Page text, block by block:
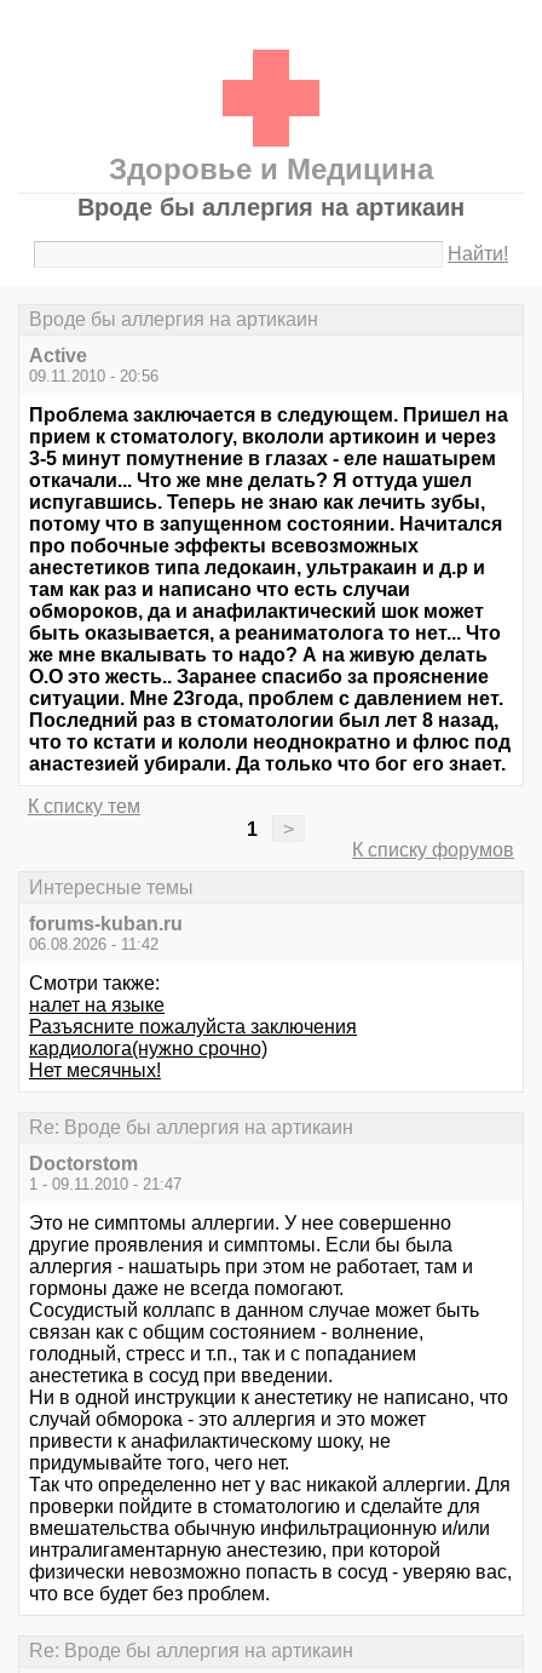
Здоровье и Медицина
Вроде бы аллергия на артикаин
Найти!
Вроде бы аллергия на артикаин
Active
09.11.2010 - 20:56
Проблема заключается в следующем. Пришел на
прием к стоматологу, вкололи артикоин и через
3-5 минут помутнение в глазах - еле нашатырем
откачали... Что же мне делать? Я оттуда ушел
испугавшись. Теперь не знаю как лечить зубы,
потому что в запущенном состоянии. Начитался
про побочные эффекты всевозможных
анестетиков типа ледокаин, ультракаин и д.р и
там как раз и написано что есть случаи
обмороков, да и анафилактический шок может
быть оказывается, а реаниматолога то нет... Что
же мне вкалывать то надо? А на живую делать
О.О это жесть.. Заранее спасибо за прояснение
ситуации. Мне 23года, проблем с давлением нет.
Последний раз в стоматологии был лет 8 назад,
что то кстати и кололи неоднократно и флюс под
анастезией убирали. Да только что бог его знает.
К списку тем
1
>
К списку форумов
Интересные темы
forums-kuban.ru
06.08.2026 - 11:42
Смотри также:
налет на языке
Разъясните пожалуйста заключения
кардиолога(нужно срочно)
Нет месячных!
Re: Вроде бы аллергия на артикаин
Doctorstom
1 - 09.11.2010 - 21:47
Это не симптомы аллергии. У нее совершенно
другие проявления и симптомы. Если бы была
аллергия - нашатырь при этом не работает, там и
гормоны даже не всегда помогают.
Сосудистый коллапс в данном случае может быть
связан как с общим состоянием - волнение,
голодный, стресс и т.п., так и с попаданием
анестетика в сосуд при введении.
Ни в одной инструкции к анестетику не написано, что
случай обморока - это аллергия и это может
привести к анафилактическому шоку, не
придумывайте того, чего нет.
Так что определенно нет у вас никакой аллергии. Для
проверки пойдите в стоматологию и сделайте для
вмешательства обычную инфильтрационную и/или
интралигаментарную анестезию, при которой
физически невозможно попасть в сосуд - уверяю вас,
что все будет без проблем.
Re: Вроде бы аллергия на артикаин